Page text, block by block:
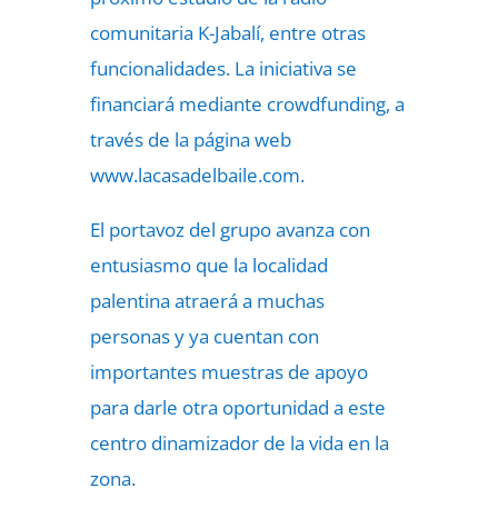
comunitaria K-Jabalí, entre otras
funcionalidades. La iniciativa se
financiará mediante crowdfunding, a
través de la página web
www.lacasadelbaile.com.
El portavoz del grupo avanza con
entusiasmo que la localidad
palentina atraerá a muchas
personas y ya cuentan con
importantes muestras de apoyo
para darle otra oportunidad a este
centro dinamizador de la vida en la
zona.